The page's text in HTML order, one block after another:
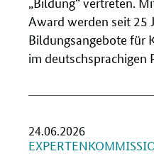
Award werden seit 25
Bildungsangebote für
im deutschsprachigen
24.06.2026